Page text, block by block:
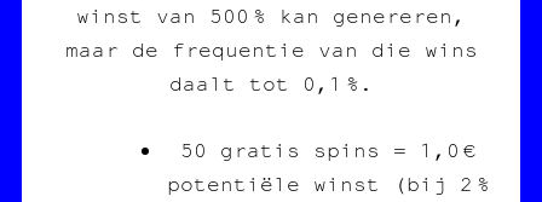
winst van 500 % kan genereren,
maar de frequentie van die wins
daalt tot 0,1 %.
50 gratis spins = 1,0 €
potentiële winst (bij 2 %